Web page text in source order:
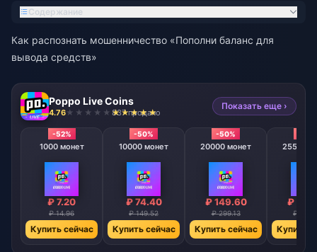
Содержание
Как распознать мошенничество «Пополни баланс для
вывода средств»
Poppo Live Coins
4.76 837 продано
Показать еще ›
-52%
1000 монет
₽ 7.20
₽ 14.96
Купить сейчас
-50%
10000 монет
₽ 74.40
₽ 149.52
Купить сейчас
-50%
20000 монет
₽ 149.60
₽ 299.13
Купить сейчас
25500
₽
₽
Купить